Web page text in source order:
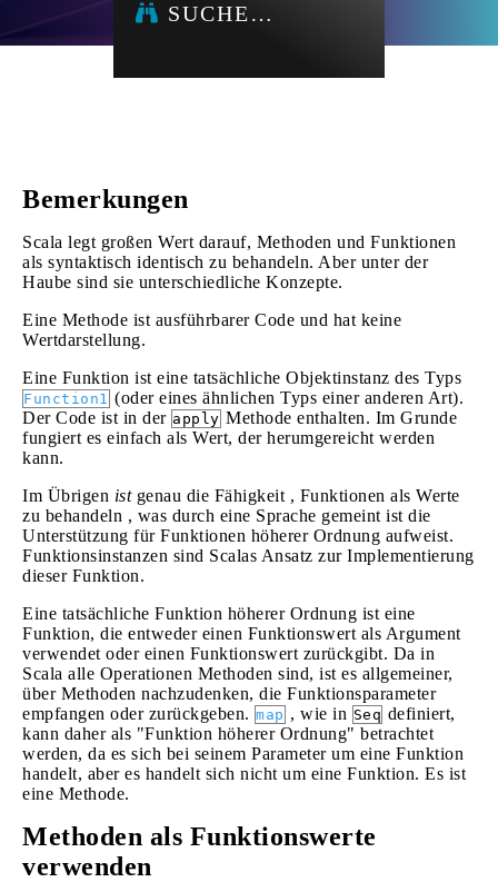
SUCHE…
Bemerkungen
Scala legt großen Wert darauf, Methoden und Funktionen
als syntaktisch identisch zu behandeln. Aber unter der
Haube sind sie unterschiedliche Konzepte.
Eine Methode ist ausführbarer Code und hat keine
Wertdarstellung.
Eine Funktion ist eine tatsächliche Objektinstanz des Typs
Function1 (oder eines ähnlichen Typs einer anderen Art).
Der Code ist in der apply Methode enthalten. Im Grunde
fungiert es einfach als Wert, der herumgereicht werden
kann.
Im Übrigen istgenau die Fähigkeit , Funktionen als Werte
zu behandeln , was durch eine Sprache gemeint ist die
Unterstützung für Funktionen höherer Ordnung aufweist.
Funktionsinstanzen sind Scalas Ansatz zur Implementierung
dieser Funktion.
Eine tatsächliche Funktion höherer Ordnung ist eine
Funktion, die entweder einen Funktionswert als Argument
verwendet oder einen Funktionswert zurückgibt. Da in
Scala alle Operationen Methoden sind, ist es allgemeiner,
über Methoden nachzudenken, die Funktionsparameter
empfangen oder zurückgeben. map , wie in Seq definiert,
kann daher als "Funktion höherer Ordnung" betrachtet
werden, da es sich bei seinem Parameter um eine Funktion
handelt, aber es handelt sich nicht um eine Funktion. Es ist
eine Methode.
Methoden als Funktionswerte
verwenden